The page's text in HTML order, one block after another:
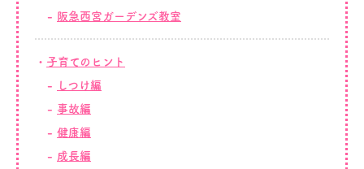
阪急西宮ガーデンズ教室
子育てのヒント
しつけ編
事故編
健康編
成長編